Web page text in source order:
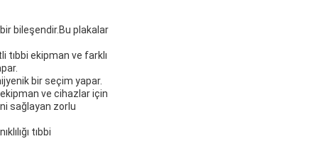
bileşendir.Bu plakalar
ekipman ve farklı
bir seçim yapar.
ve cihazlar için
sağlayan zorlu
tıbbi